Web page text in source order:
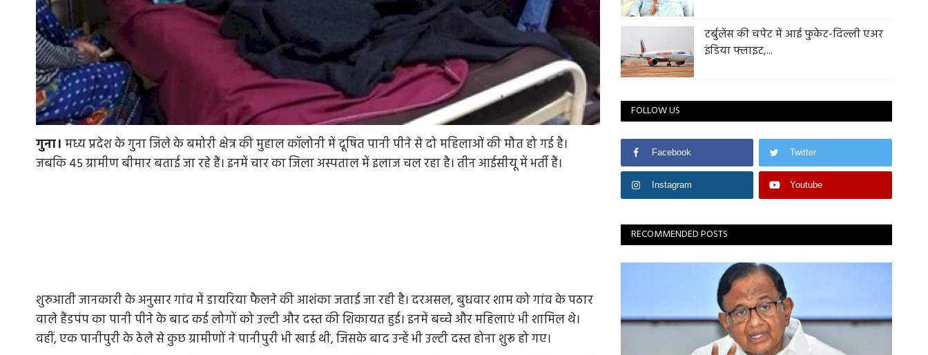
गुना। मध्य प्रदेश के गुना जिले के बमोरी क्षेत्र की मुहाल कॉलोनी में दूषित पानी पीने से दो महिलाओं की मौत हो गई है।
जबकि 45 ग्रामीण बीमार बताई जा रहे हैं। इनमें चार का जिला अस्पताल में इलाज चल रहा है। तीन आईसीयू में भर्ती हैं।
शुरुआती जानकारी के अनुसार गांव में डायरिया फैलने की आशंका जताई जा रही है। दरअसल, बुधवार शाम को गांव के पठार
वाले हैंडपंप का पानी पीने के बाद कई लोगों को उल्टी और दस्त की शिकायत हुई। इनमें बच्चे और महिलाएं भी शामिल थे।
वहीं, एक पानीपुरी के ठेले से कुछ ग्रामीणों ने पानीपुरी भी खाई थी, जिसके बाद उन्हें भी उल्टी दस्त होना शुरू हो गए।
टर्बुलेंस की चपेट में आई फुकेट-दिल्ली एअर
इंडिया फ्लाइट,...
FOLLOW US
Facebook Twitter
Instagram Youtube
RECOMMENDED POSTS